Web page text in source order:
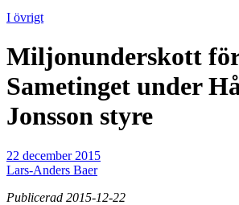
I övrigt
Miljonunderskott
Sametinget under
Jonsson styre
22 december 2015
Lars-Anders Baer
Publicerad 2015-12-22